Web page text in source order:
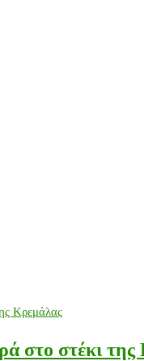
στο στέκι